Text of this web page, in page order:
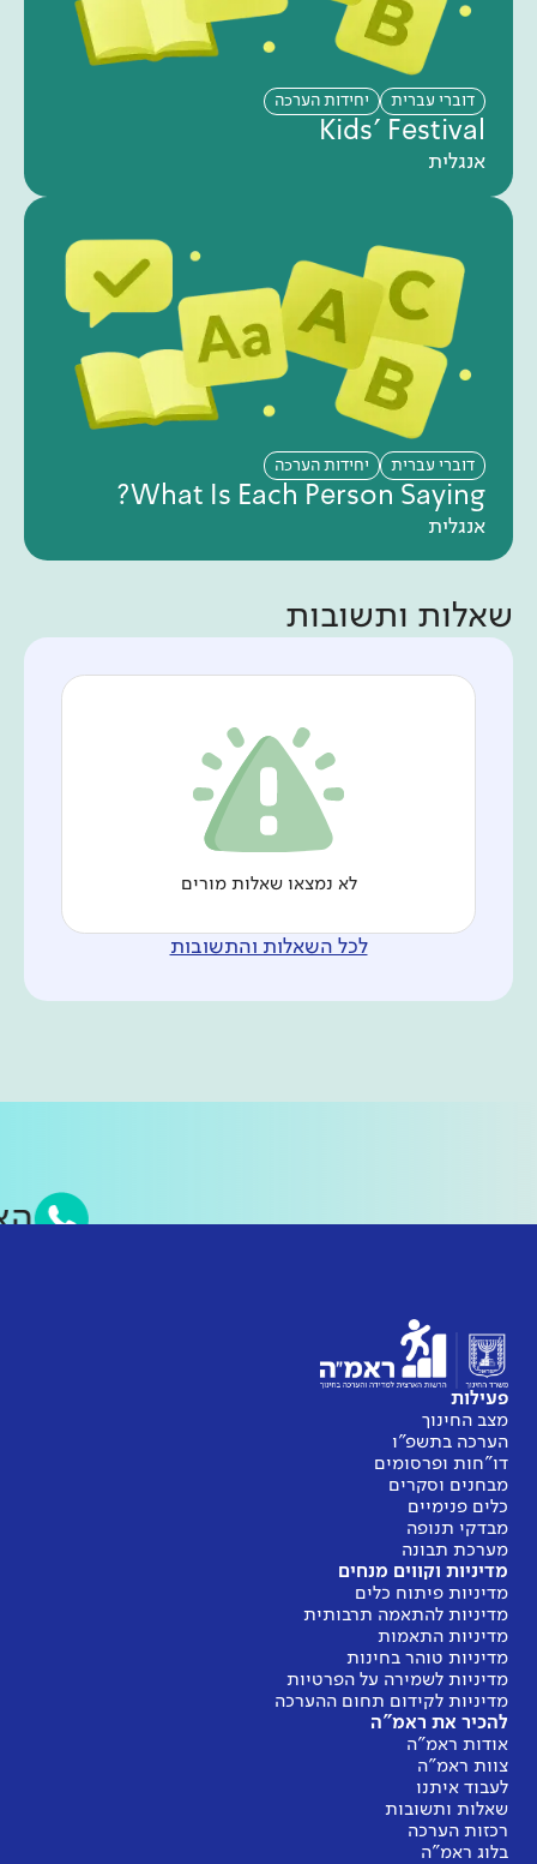
דוברי עברית יחידות הערכה
Kids' Festival
אנגלית
דוברי עברית יחידות הערכה
What Is Each Person Saying?
אנגלית
שאלות ותשובות
לא נמצאו שאלות מורים
לכל השאלות והתשובות
פעילות
מצב החינוך
הערכה בתשפ"ו
דו"חות ופרסומים
מבחנים וסקרים
כלים פנימיים
מבדקי תנופה
מערכת תבונה
מדיניות וקווים מנחים
מדיניות פיתוח כלים
מדיניות להתאמה תרבותית
מדיניות התאמות
מדיניות טוהר בחינות
מדיניות לשמירה על הפרטיות
מדיניות לקידום תחום ההערכה
להכיר את ראמ"ה
אודות ראמ"ה
צוות ראמ"ה
לעבוד איתנו
שאלות ותשובות
רכזות הערכה
בלוג ראמ"ה